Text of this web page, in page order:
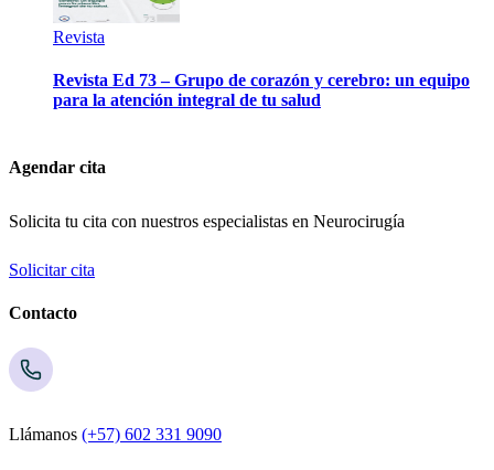
Revista
Revista Ed 73 – Grupo de corazón y cerebro: un equipo
para la atención integral de tu salud
Agendar cita
Solicita tu cita con nuestros especialistas en Neurocirugía
Solicitar cita
Contacto
Llámanos (+57) 602 331 9090